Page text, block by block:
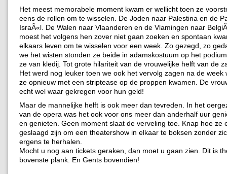
Het meest memorabele moment kwam er wellicht toen ze
eens de rollen om te wisselen. De Joden naar Palestina en de
IsraÃ«l. De Walen naar Vlaanderen en de Vlamingen naar
moest het volgens hen zover niet gaan zoeken en spontaan
elkaars leven om te wisselen voor een week. Zo gezegd, zo
we het wisten stonden ze beide in adamskostuum op het
ze van kledij. Tot grote hilariteit van de vrouwelijke helft van de
Het werd nog leuker toen we ook het vervolg zagen na de week
ze opnieuw met een striptease op de proppen kwamen. De
echt wel waar gekregen voor hun geld!
Maar de mannelijke helft is ook meer dan tevreden. In het
van de opera was het ook voor ons meer dan anderhalf uur
en genieten. Geen moment slaat de verveling toe. Knap hoe ze
geslaagd zijn om een theatershow in elkaar te boksen zonder
ergens te herhalen.
Mocht u nog aan tickets geraken, dan moet u gaan zien. Dit is
bovenste plank. En Gents bovendien!